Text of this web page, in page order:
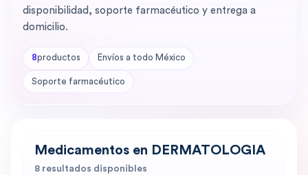
disponibilidad, soporte farmacéutico y entrega a
domicilio.
8productos Envíos a todo México
Soporte farmacéutico
Medicamentos en DERMATOLOGIA
8 resultados disponibles